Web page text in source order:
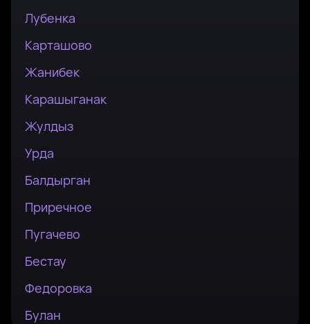
Лубенка
Карташово
Жанибек
Карашыганак
Жулдыз
Урда
Балдырган
Приречное
Пугачево
Бестау
Федоровка
Булан